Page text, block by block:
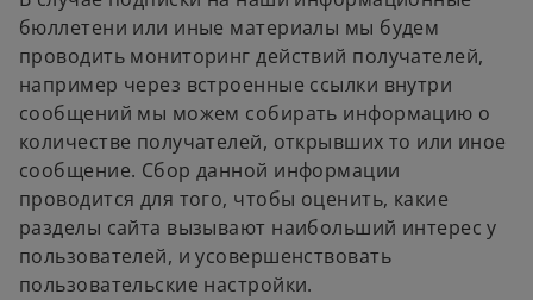
бюллетени или иные материалы мы будем
проводить мониторинг действий получателей,
например через встроенные ссылки внутри
сообщений мы можем собирать информацию о
количестве получателей, открывших то или иное
сообщение. Сбор данной информации
проводится для того, чтобы оценить, какие
разделы сайта вызывают наибольший интерес у
пользователей, и усовершенствовать
пользовательские настройки.